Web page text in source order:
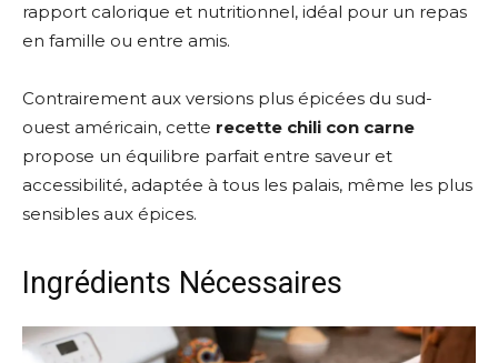
rapport calorique et nutritionnel, idéal pour un repas
en famille ou entre amis.
Contrairement aux versions plus épicées du sud-
ouest américain, cette recette chili con carne
propose un équilibre parfait entre saveur et
accessibilité, adaptée à tous les palais, même les plus
sensibles aux épices.
Ingrédients Nécessaires